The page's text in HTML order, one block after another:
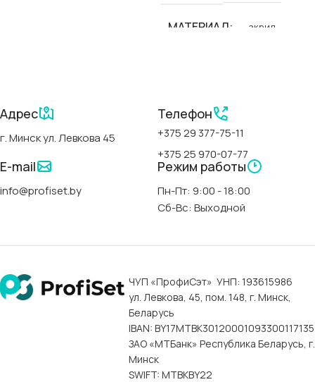
МАТЕРИАЛ акрил
СЕРИИ
АРТИКУЛ 00300
ДЛИНА
ШИРИНА 75 см
Адрес
г. Минск ул. Левкова 45
Телефон
+375 29 377-75-11
+375 25 970-07-77
E-mail
info@profiset.by
Режим работы
Пн-Пт: 9:00 - 18:00
Сб-Вс: Выходной
ЧУП «ПрофиСэт» УНП: 193615986
ул. Левкова, 45, пом. 148, г. Минск,
Беларусь
IBAN: BY17MTBK30120001093300117135
ЗАО «МТБанк» Республика Беларусь, г.
Минск
SWIFT: MTBKBY22